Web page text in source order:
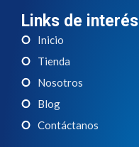
Links de interés
Inicio
Tienda
Nosotros
Blog
Contáctanos